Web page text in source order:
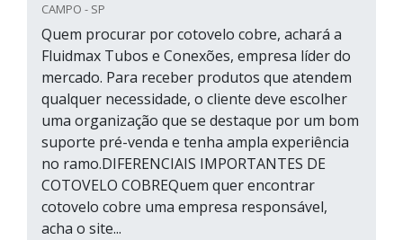
CAMPO - SP
Quem procurar por cotovelo cobre, achará a
Fluidmax Tubos e Conexões, empresa líder do
mercado. Para receber produtos que atendem
qualquer necessidade, o cliente deve escolher
uma organização que se destaque por um bom
suporte pré-venda e tenha ampla experiência
no ramo.DIFERENCIAIS IMPORTANTES DE
COTOVELO COBREQuem quer encontrar
cotovelo cobre uma empresa responsável,
acha o site...